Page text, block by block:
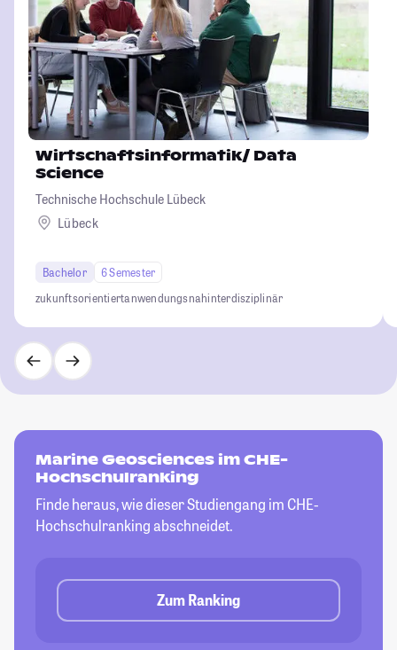
Wirtschaftsinformatik/ Data
Science
Technische Hochschule Lübeck
Lübeck
Bachelor
6 Semester
zukunftsorientiertanwendungsnahinterdisziplinär
Marine Geosciences im CHE-
Hochschulranking
Finde heraus, wie dieser Studiengang im CHE-
Hochschulranking abschneidet.
Zum Ranking